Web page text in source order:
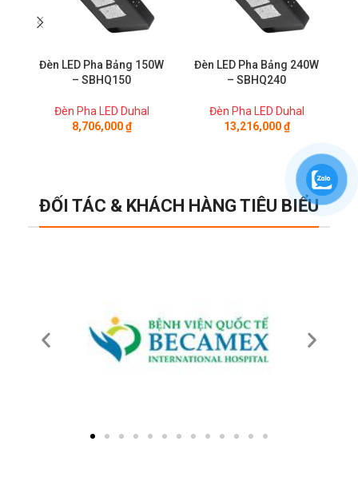
Đèn LED Pha Bảng 150W
– SBHQ150
Đèn Pha LED Duhal
8,706,000₫
Đèn LED Pha Bảng 240W
– SBHQ240
Đèn Pha LED Duhal
13,216,000₫
ĐỐI TÁC & KHÁCH HÀNG TIÊU BIỂU